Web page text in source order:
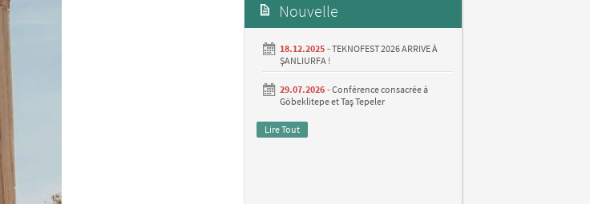
Nouvelle
18.12.2025 -TEKNOFEST 2026 ARRIVE À
ŞANLIURFA !
29.07.2026 -Conférence consacrée à
Göbeklitepe et Taş Tepeler
Lire Tout